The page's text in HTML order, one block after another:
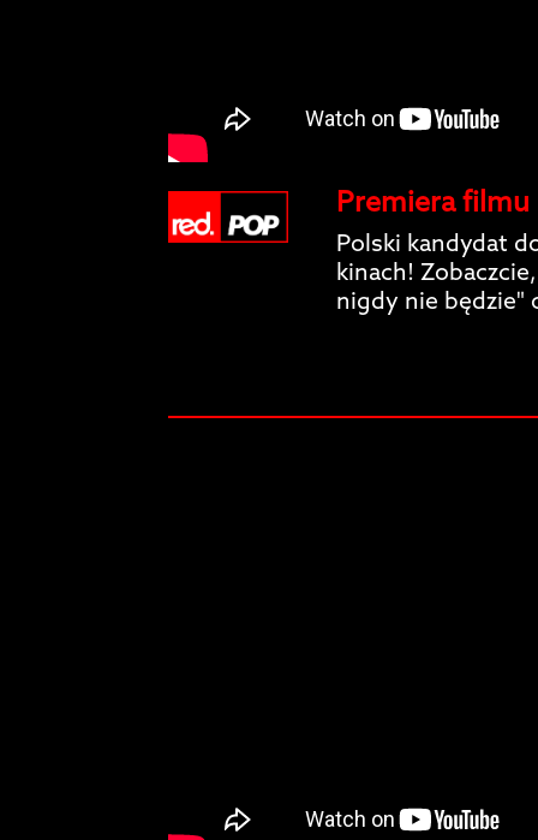
Premiera filmu
Polski kandydat
kinach!
nigdy nie będzie"